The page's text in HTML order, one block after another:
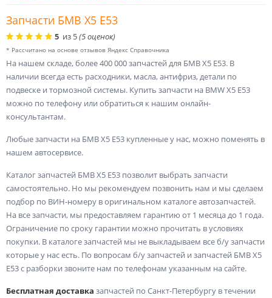
Запчасти БМВ Х5 Е53
5 из 5(5оценок)
* Рассчитано на основе отзывов Яндекс Справочника
На нашем складе, более 400 000 запчастей для БМВ Х5 Е53. В
наличии всегда есть расходники, масла, антифриз, детали по
подвеске и тормозной системы. Купить запчасти на BMW Х5 E53
можно по телефону или обратиться к нашим онлайн-
консультантам.
Любые запчасти на БМВ Х5 Е53 купленные у нас, можно поменять в
нашем автосервисе.
Каталог запчастей БМВ Х5 Е53 позволит выбрать запчасти
самостоятельно. Но мы рекомендуем позвонить нам и мы сделаем
подбор по ВИН-номеру в оригинальном каталоге автозапчастей.
На все запчасти, мы предоставляем гарантию от 1 месяца до 1 года.
Ограничение по сроку гарантии можно прочитать в условиях
покупки. В каталоге запчастей мы не выкладываем все б/у запчасти
которые у нас есть. По вопросам б/у запчастей и запчастей БМВ Х5
Е53 с разборки звоните нам по телефонам указанным на сайте.
Бесплатная доставка запчастей по Санкт-Петербургу в течении